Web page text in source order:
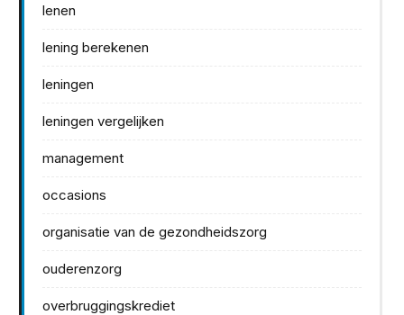
lenen
lening berekenen
leningen
leningen vergelijken
management
occasions
organisatie van de gezondheidszorg
ouderenzorg
overbruggingskrediet